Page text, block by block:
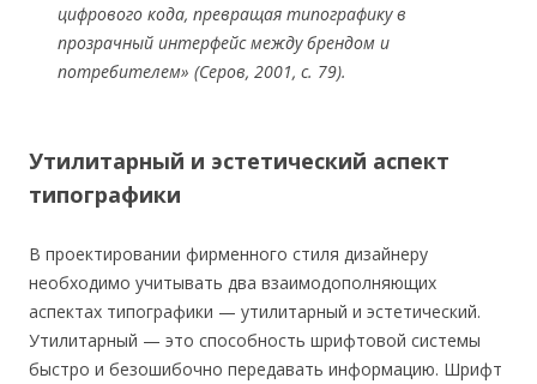
цифрового кода, превращая типографику в
прозрачный интерфейс между брендом и
потребителем» (Серов, 2001, с. 79).
Утилитарный и эстетический аспект
типографики
В проектировании фирменного стиля дизайнеру
необходимо учитывать два взаимодополняющих
аспектах типографики — утилитарный и эстетический.
Утилитарный — это способность шрифтовой системы
быстро и безошибочно передавать информацию. Шрифт